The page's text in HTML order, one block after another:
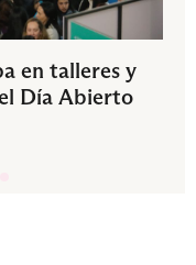
en talleres y
Día Abierto